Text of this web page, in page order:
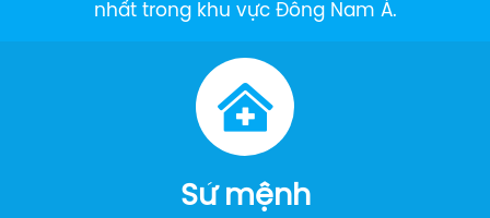
nhất trong khu vực Đông Nam Á.
Sứ mệnh